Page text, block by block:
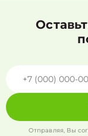
Отправляя, Вы